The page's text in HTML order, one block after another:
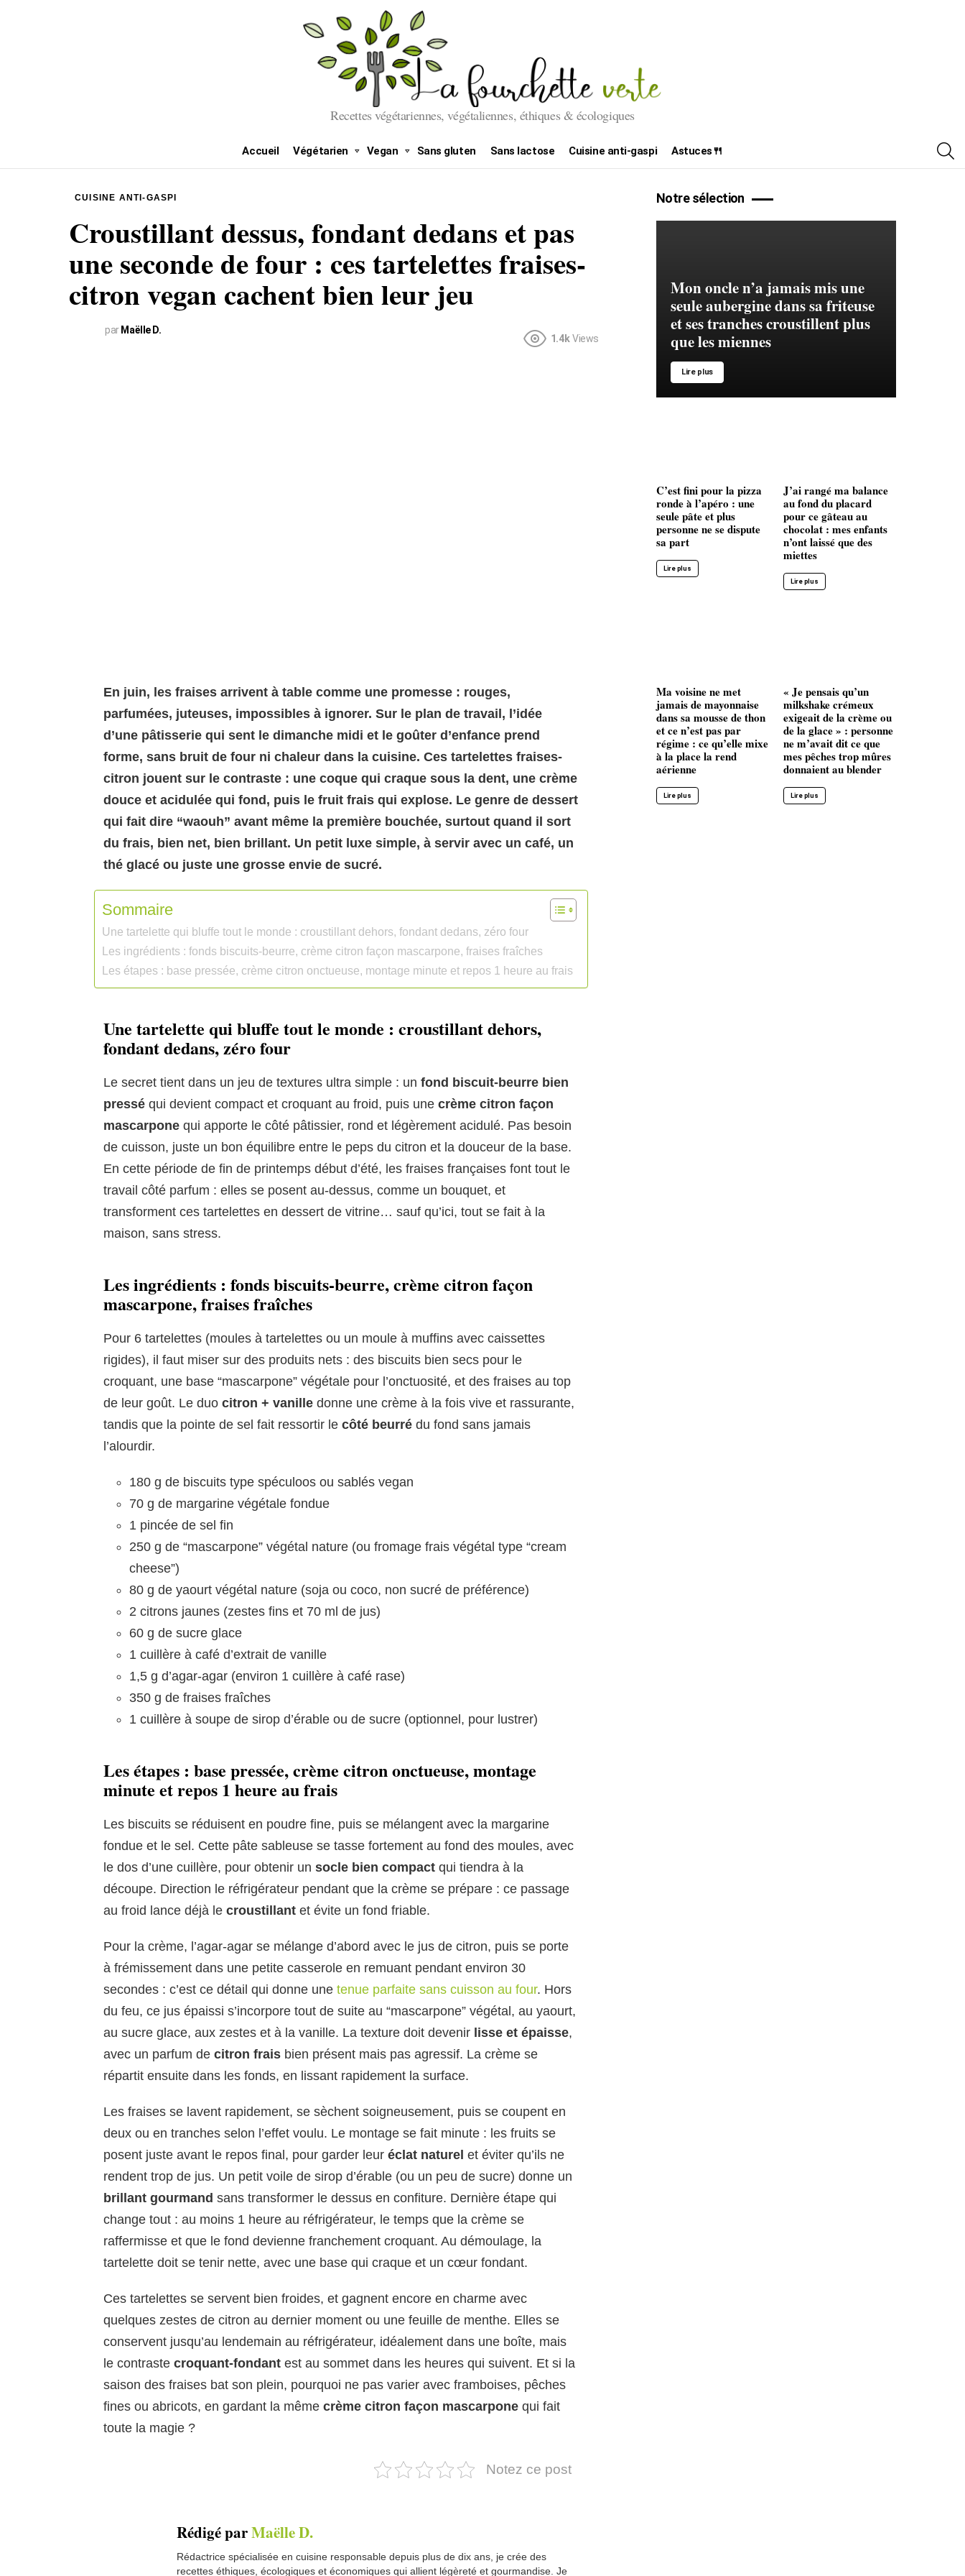
Recettes végétariennes, végétaliennes, éthiques & écologiques
Accueil Végétarien Vegan Sans gluten Sans lactose Cuisine anti-gaspi Astuces🍴
CUISINE ANTI-GASPI
Croustillant dessus, fondant dedans et pas
une seconde de four : ces tartelettes fraises-
citron vegan cachent bien leur jeu
par Maëlle D.
1.4k Views
En juin, les fraises arrivent à table comme une promesse : rouges,
parfumées, juteuses, impossibles à ignorer. Sur le plan de travail, l’idée
d’une pâtisserie qui sent le dimanche midi et le goûter d’enfance prend
forme, sans bruit de four ni chaleur dans la cuisine. Ces tartelettes fraises-
citron jouent sur le contraste : une coque qui craque sous la dent, une crème
douce et acidulée qui fond, puis le fruit frais qui explose. Le genre de dessert
qui fait dire “waouh” avant même la première bouchée, surtout quand il sort
du frais, bien net, bien brillant. Un petit luxe simple, à servir avec un café, un
thé glacé ou juste une grosse envie de sucré.
Sommaire
Une tartelette qui bluffe tout le monde : croustillant dehors, fondant dedans, zéro four
Les ingrédients : fonds biscuits-beurre, crème citron façon mascarpone, fraises fraîches
Les étapes : base pressée, crème citron onctueuse, montage minute et repos 1 heure au frais
Une tartelette qui bluffe tout le monde : croustillant dehors,
fondant dedans, zéro four
Le secret tient dans un jeu de textures ultra simple : un fond biscuit-beurre bien
pressé qui devient compact et croquant au froid, puis une crème citron façon
mascarpone qui apporte le côté pâtissier, rond et légèrement acidulé. Pas besoin
de cuisson, juste un bon équilibre entre le peps du citron et la douceur de la base.
En cette période de fin de printemps début d’été, les fraises françaises font tout le
travail côté parfum : elles se posent au-dessus, comme un bouquet, et
transforment ces tartelettes en dessert de vitrine… sauf qu’ici, tout se fait à la
maison, sans stress.
Les ingrédients : fonds biscuits-beurre, crème citron façon
mascarpone, fraises fraîches
Pour 6 tartelettes (moules à tartelettes ou un moule à muffins avec caissettes
rigides), il faut miser sur des produits nets : des biscuits bien secs pour le
croquant, une base “mascarpone” végétale pour l’onctuosité, et des fraises au top
de leur goût. Le duo citron + vanille donne une crème à la fois vive et rassurante,
tandis que la pointe de sel fait ressortir le côté beurré du fond sans jamais
l’alourdir.
180 g de biscuits type spéculoos ou sablés vegan
70 g de margarine végétale fondue
1 pincée de sel fin
250 g de “mascarpone” végétal nature (ou fromage frais végétal type “cream
cheese”)
80 g de yaourt végétal nature (soja ou coco, non sucré de préférence)
2 citrons jaunes (zestes fins et 70 ml de jus)
60 g de sucre glace
1 cuillère à café d’extrait de vanille
1,5 g d’agar-agar (environ 1 cuillère à café rase)
350 g de fraises fraîches
1 cuillère à soupe de sirop d’érable ou de sucre (optionnel, pour lustrer)
Les étapes : base pressée, crème citron onctueuse, montage
minute et repos 1 heure au frais
Les biscuits se réduisent en poudre fine, puis se mélangent avec la margarine
fondue et le sel. Cette pâte sableuse se tasse fortement au fond des moules, avec
le dos d’une cuillère, pour obtenir un socle bien compact qui tiendra à la
découpe. Direction le réfrigérateur pendant que la crème se prépare : ce passage
au froid lance déjà le croustillant et évite un fond friable.
Pour la crème, l’agar-agar se mélange d’abord avec le jus de citron, puis se porte
à frémissement dans une petite casserole en remuant pendant environ 30
secondes : c’est ce détail qui donne une tenue parfaite sans cuisson au four. Hors
du feu, ce jus épaissi s’incorpore tout de suite au “mascarpone” végétal, au yaourt,
au sucre glace, aux zestes et à la vanille. La texture doit devenir lisse et épaisse,
avec un parfum de citron frais bien présent mais pas agressif. La crème se
répartit ensuite dans les fonds, en lissant rapidement la surface.
Les fraises se lavent rapidement, se sèchent soigneusement, puis se coupent en
deux ou en tranches selon l’effet voulu. Le montage se fait minute : les fruits se
posent juste avant le repos final, pour garder leur éclat naturel et éviter qu’ils ne
rendent trop de jus. Un petit voile de sirop d’érable (ou un peu de sucre) donne un
brillant gourmand sans transformer le dessus en confiture. Dernière étape qui
change tout : au moins 1 heure au réfrigérateur, le temps que la crème se
raffermisse et que le fond devienne franchement croquant. Au démoulage, la
tartelette doit se tenir nette, avec une base qui craque et un cœur fondant.
Ces tartelettes se servent bien froides, et gagnent encore en charme avec
quelques zestes de citron au dernier moment ou une feuille de menthe. Elles se
conservent jusqu’au lendemain au réfrigérateur, idéalement dans une boîte, mais
le contraste croquant-fondant est au sommet dans les heures qui suivent. Et si la
saison des fraises bat son plein, pourquoi ne pas varier avec framboises, pêches
fines ou abricots, en gardant la même crème citron façon mascarpone qui fait
toute la magie ?
Notez ce post
Rédigé parMaëlle D.
Rédactrice spécialisée en cuisine responsable depuis plus de dix ans, je crée des
recettes éthiques, écologiques et économiques qui allient légèreté et gourmandise. Je
Notre sélection
Mon oncle n’a jamais mis une
seule aubergine dans sa friteuse
et ses tranches croustillent plus
que les miennes
Lire plus
C’est fini pour la pizza
ronde à l’apéro : une
seule pâte et plus
personne ne se dispute
sa part
Lire plus
J’ai rangé ma balance
au fond du placard
pour ce gâteau au
chocolat : mes enfants
n’ont laissé que des
miettes
Lire plus
Ma voisine ne met
jamais de mayonnaise
dans sa mousse de thon
et ce n’est pas par
régime : ce qu’elle mixe
à la place la rend
aérienne
Lire plus
« Je pensais qu’un
milkshake crémeux
exigeait de la crème ou
de la glace » : personne
ne m’avait dit ce que
mes pêches trop mûres
donnaient au blender
Lire plus